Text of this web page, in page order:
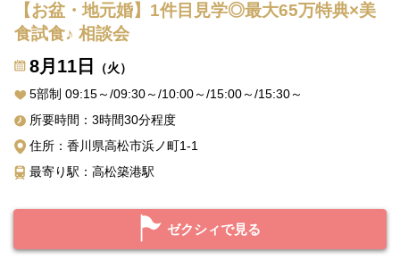
【お盆・地元婚】1件目見学◎最大65万特典×美
食試食♪ 相談会
8月11日
（火）
5部制 09:15～/09:30～/10:00～/15:00～/15:30～
所要時間：3時間30分程度
住所：香川県高松市浜ノ町1-1
最寄り駅：高松築港駅
ゼクシィで見る